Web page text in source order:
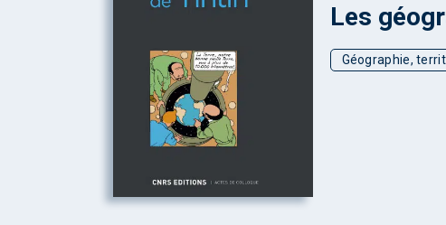
Les
Géographie,